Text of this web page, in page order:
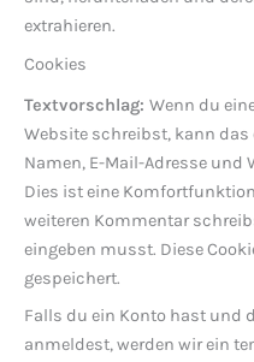
extrahieren.
Cookies
Textvorschlag: Wenn du
Website schreibst, kann
Namen, E-Mail-Adresse und
Dies ist eine
weiteren Kommentar
eingeben musst. Diese
gespeichert.
Falls du ein Konto hast und
anmeldest, werden wir ein